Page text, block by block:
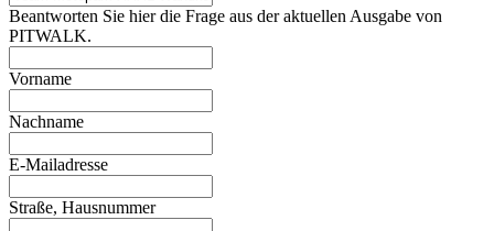
Beantworten Sie hier die Frage aus der aktuellen Ausgabe von
PITWALK.
Vorname
Nachname
E-Mailadresse
Straße, Hausnummer